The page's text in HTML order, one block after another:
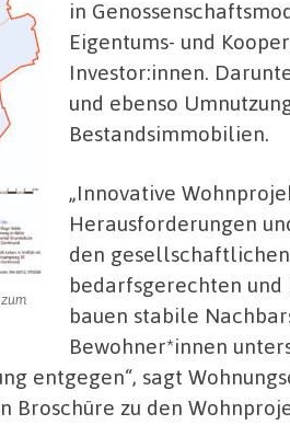
in
Eigentums- und
Investor:innen.
und ebenso
Bestandsimmobilien.
„Innovative
Herausforderungen
den
bedarfsgerechten
bauen stabile
Bewohner*innen
entgegen“, sagt
Broschüre zu den